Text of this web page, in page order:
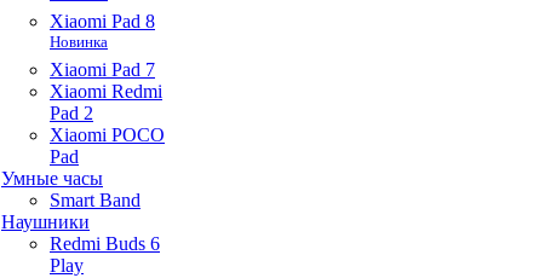
Xiaomi Pad 8
Новинка
Xiaomi Pad 7
Xiaomi Redmi
Pad 2
Xiaomi POCO
Pad
Умные часы
Smart Band
Наушники
Redmi Buds 6
Play